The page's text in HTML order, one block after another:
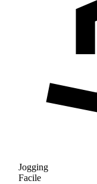
Jogging
Facile